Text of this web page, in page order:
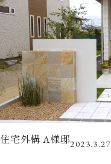
住宅外構 A様邸2023.3.27